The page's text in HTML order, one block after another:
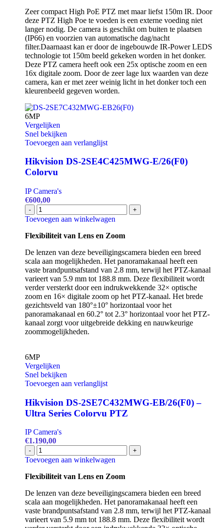
Zeer compact High PoE PTZ met maar liefst 150m IR. Door
deze PTZ High Poe te voeden is een externe voeding niet
langer nodig. De camera is geschikt om buiten te plaatsen
(IP66) en voorzien van automatische dag/nacht
filter.Daarnaast kan er door de ingebouwde IR-Power LEDS
technologie tot 150m beeld gekeken worden in het donker.
Deze PTZ camera heeft ook een 25x optische zoom en een
16x digitale zoom. Door de zeer lage lux waarden van deze
camera, kan er met zeer weinig licht in het donker toch een
kleurenbeeld gegeven worden.
6MP
Vergelijken
Snel bekijken
Toevoegen aan verlanglijst
Hikvision DS-2SE4C425MWG-E/26(F0)
Colorvu
IP Camera's
€600,00
-
Hikvision
DS-
2SE4C425MWG-
E/26(F0)
aantal
+
Toevoegen aan winkelwagen
Flexibiliteit van Lens en Zoom
De lenzen van deze beveiligingscamera bieden een breed
scala aan mogelijkheden. Het panoramakanaal heeft een
vaste brandpuntsafstand van 2.8 mm, terwijl het PTZ-kanaal
varieert van 5.9 mm tot 188.8 mm. Deze flexibiliteit wordt
verder versterkt door een indrukwekkende 32× optische
zoom en 16× digitale zoom op het PTZ-kanaal. Het brede
gezichtsveld van 180°±10° horizontaal voor het
panoramakanaal en 60.2° tot 2.3° horizontaal voor het PTZ-
kanaal zorgt voor uitgebreide dekking en nauwkeurige
zoommogelijkheden.
6MP
Vergelijken
Snel bekijken
Toevoegen aan verlanglijst
Hikvision DS-2SE7C432MWG-EB/26(F0) –
Ultra Series Colorvu PTZ
IP Camera's
€1.190,00
-
Hikvision
DS-
2SE7C432MWG-
EB/26(F0)
Ultra
Series
Colorvu
PTZ
+
Toevoegen aan winkelwagen
Flexibiliteit van Lens en Zoom
De lenzen van deze beveiligingscamera bieden een breed
scala aan mogelijkheden. Het panoramakanaal heeft een
vaste brandpuntsafstand van 2.8 mm, terwijl het PTZ-kanaal
varieert van 5.9 mm tot 188.8 mm. Deze flexibiliteit wordt